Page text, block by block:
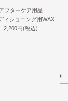
フターケア用品
ィショニング用WAX
2,200円(税込)